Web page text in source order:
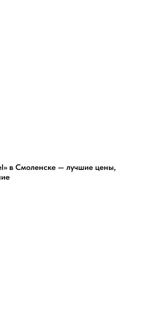
в Смоленске — лучшие цены,